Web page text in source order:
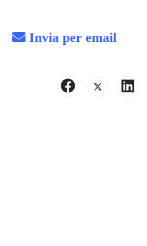
Invia per email